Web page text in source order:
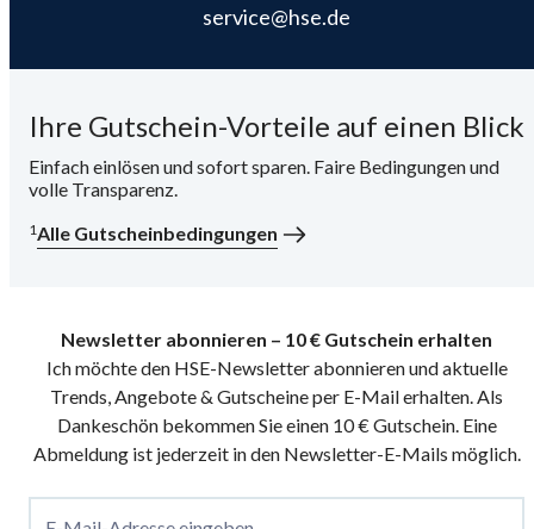
service@hse.de
Ihre Gutschein-Vorteile auf einen Blick
Einfach einlösen und sofort sparen. Faire Bedingungen und
volle Transparenz.
1Alle Gutscheinbedingungen
Newsletter abonnieren – 10 € Gutschein erhalten
Ich möchte den HSE-Newsletter abonnieren und aktuelle
Trends, Angebote & Gutscheine per E-Mail erhalten. Als
Dankeschön bekommen Sie einen 10 € Gutschein. Eine
Abmeldung ist jederzeit in den Newsletter-E-Mails möglich.